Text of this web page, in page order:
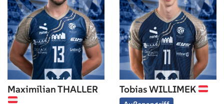
Maximilian THALLER Tobias WILLIMEK